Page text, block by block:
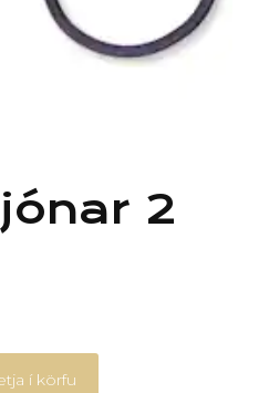
2
í körfu